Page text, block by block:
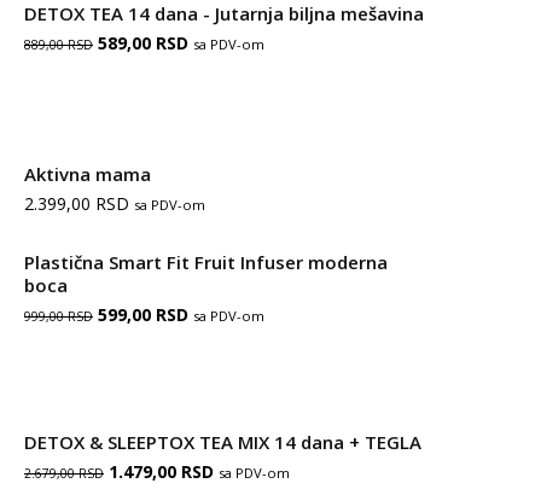
DETOX TEA 14 dana - Jutarnja biljna mešavina
889,00RSD Оригинална
889,00 RSD.
589,00 RSD Тренутна
sa PDV-om
Aktivna mama
2.399,00 RSD sa PDV-om
Plastična Smart Fit Fruit Infuser moderna
boca
999,00RSD Оригинална
599,00 RSD Тренутна
sa PDV-om
DETOX & SLEEPTOX TEA MIX 14 dana + TEGLA
2.679,00RSD Оригинална
1.479,00 RSD Тренутна
sa PDV-om